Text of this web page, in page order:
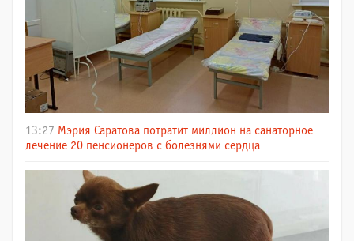
13:27 Мэрия Саратова потратит миллион на санаторное
лечение 20 пенсионеров с болезнями сердца